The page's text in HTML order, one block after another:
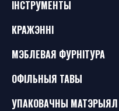
ІНСТРУМЕНТЫ
КРАЖЭННІ
МЭБЛЕВАЯ ФУРНІТУРА
ОФІЛЬНЫЯ ТАВЫ
УПАКОВАЧНЫ МАТЭРЫЯЛ